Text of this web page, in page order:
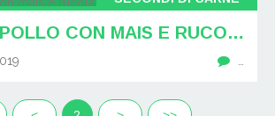
PETTO DI POLLO CON MAIS E RUCOLA